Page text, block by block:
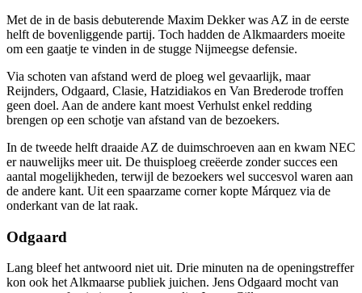
Met de in de basis debuterende Maxim Dekker was AZ in de eerste
helft de bovenliggende partij. Toch hadden de Alkmaarders moeite
om een gaatje te vinden in de stugge Nijmeegse defensie.
Via schoten van afstand werd de ploeg wel gevaarlijk, maar
Reijnders, Odgaard, Clasie, Hatzidiakos en Van Brederode troffen
geen doel. Aan de andere kant moest Verhulst enkel redding
brengen op een schotje van afstand van de bezoekers.
In de tweede helft draaide AZ de duimschroeven aan en kwam NEC
er nauwelijks meer uit. De thuisploeg creëerde zonder succes een
aantal mogelijkheden, terwijl de bezoekers wel succesvol waren aan
de andere kant. Uit een spaarzame corner kopte Márquez via de
onderkant van de lat raak.
Odgaard
Lang bleef het antwoord niet uit. Drie minuten na de openingstreffer
kon ook het Alkmaarse publiek juichen. Jens Odgaard mocht van